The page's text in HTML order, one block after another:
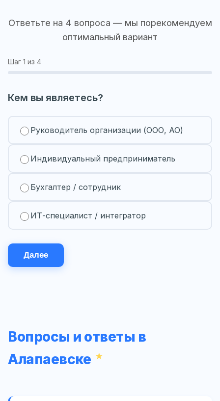
Ответьте на 4 вопроса — мы порекомендуем
оптимальный вариант
Шаг 1 из 4
Кем вы являетесь?
Руководитель организации (ООО, АО)
Индивидуальный предприниматель
Бухгалтер / сотрудник
ИТ-специалист / интегратор
Далее
Вопросы и ответы в
Алапаевске